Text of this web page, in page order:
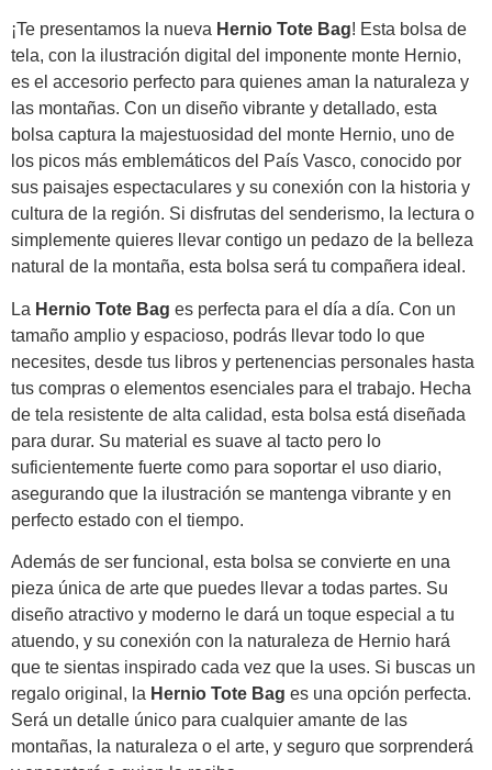
¡Te presentamos la nueva Hernio Tote Bag! Esta bolsa de
tela, con la ilustración digital del imponente monte Hernio,
es el accesorio perfecto para quienes aman la naturaleza y
las montañas. Con un diseño vibrante y detallado, esta
bolsa captura la majestuosidad del monte Hernio, uno de
los picos más emblemáticos del País Vasco, conocido por
sus paisajes espectaculares y su conexión con la historia y
cultura de la región. Si disfrutas del senderismo, la lectura o
simplemente quieres llevar contigo un pedazo de la belleza
natural de la montaña, esta bolsa será tu compañera ideal.
La Hernio Tote Bag es perfecta para el día a día. Con un
tamaño amplio y espacioso, podrás llevar todo lo que
necesites, desde tus libros y pertenencias personales hasta
tus compras o elementos esenciales para el trabajo. Hecha
de tela resistente de alta calidad, esta bolsa está diseñada
para durar. Su material es suave al tacto pero lo
suficientemente fuerte como para soportar el uso diario,
asegurando que la ilustración se mantenga vibrante y en
perfecto estado con el tiempo.
Además de ser funcional, esta bolsa se convierte en una
pieza única de arte que puedes llevar a todas partes. Su
diseño atractivo y moderno le dará un toque especial a tu
atuendo, y su conexión con la naturaleza de Hernio hará
que te sientas inspirado cada vez que la uses. Si buscas un
regalo original, la Hernio Tote Bag es una opción perfecta.
Será un detalle único para cualquier amante de las
montañas, la naturaleza o el arte, y seguro que sorprenderá